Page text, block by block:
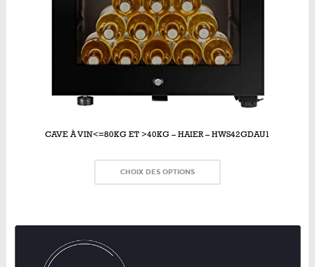
CAVE À VIN<=80KG ET >40KG – HAIER – HWS42GDAU1
CHOIX DES OPTIONS